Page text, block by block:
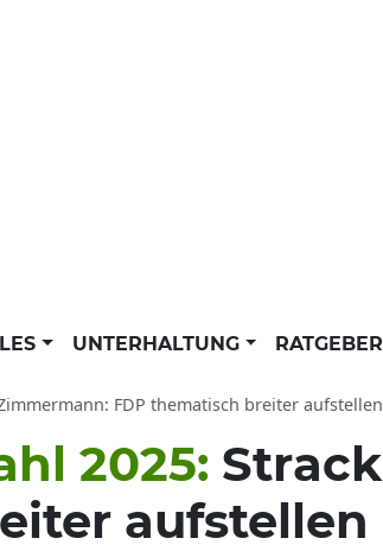
UNTERHALTUNG
FDP thematisch breiter aufstellen:
2025:
aufstellen